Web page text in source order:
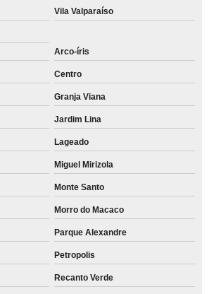
Vila Valparaíso
Arco-íris
Centro
Granja Viana
Jardim Lina
Lageado
Miguel Mirizola
Monte Santo
Morro do Macaco
Parque Alexandre
Petropolis
Recanto Verde